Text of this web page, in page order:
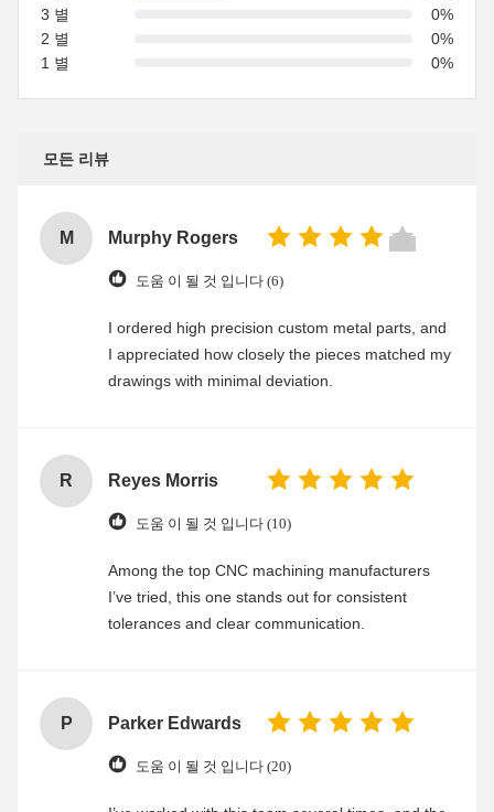
3 별
0%
2 별
0%
1 별
0%
모든 리뷰
M Murphy Rogers
도움 이 될 것 입니다 (6)
I ordered high precision custom metal parts, and
I appreciated how closely the pieces matched my
drawings with minimal deviation.
R Reyes Morris
도움 이 될 것 입니다 (10)
Among the top CNC machining manufacturers
I’ve tried, this one stands out for consistent
tolerances and clear communication.
P Parker Edwards
도움 이 될 것 입니다 (20)